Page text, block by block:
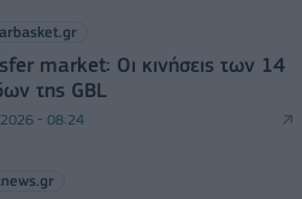
market: Οι κινήσεις των 14
της GBL
- 08:24